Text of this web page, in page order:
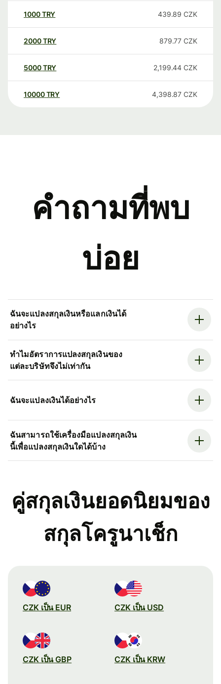
1000TRY 439.89 CZK
2000TRY 879.77 CZK
5000TRY 2,199.44 CZK
10000 TRY 4,398.87 CZK
คำถามที่พบ
บ่อย
ฉันจะแปลงสกุลเงินหรือแลกเงินได้
อย่างไร
ทำไมอัตราการแปลงสกุลเงินของ
แต่ละบริษัทจึงไม่เท่ากัน
ฉันจะแปลงเงินได้อย่างไร
ฉันสามารถใช้เครื่องมือแปลงสกุลเงิน
นี้เพื่อแปลงสกุลเงินใดได้บ้าง
คู่สกุลเงินยอดนิยมของ
สกุลโครูนาเช็ก
CZK เป็น EUR CZK เป็น USD
CZK เป็น GBP CZK เป็น KRW